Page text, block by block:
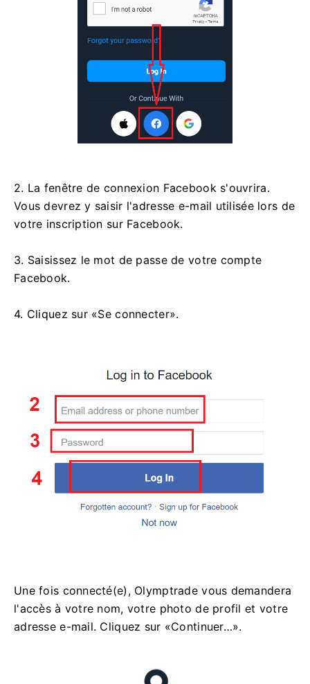
2. La fenêtre de connexion Facebook s'ouvrira.
Vous devrez y saisir l'adresse e-mail utilisée lors de
votre inscription sur Facebook.
3. Saisissez le mot de passe de votre compte
Facebook.
4. Cliquez sur «Se connecter».
Une fois connecté(e), Olymptrade vous demandera
l'accès à votre nom, votre photo de profil et votre
adresse e-mail. Cliquez sur «Continuer…».